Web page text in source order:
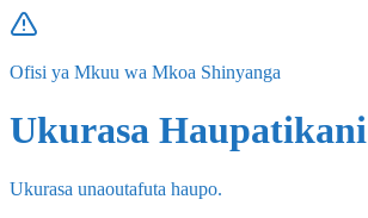
Ofisi ya Mkuu wa Mkoa Shinyanga
Ukurasa Haupatikani
Ukurasa unaoutafuta haupo.